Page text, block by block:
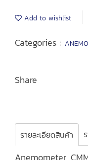
Add to wishlist
Categories :
Share
รายละเอียดสินค้า
Anemometer,